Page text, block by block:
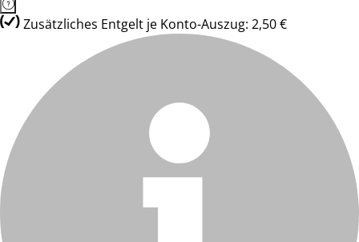
Zusätzliches Entgelt je Konto-Auszug: 2,50 €